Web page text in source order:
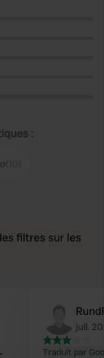
:
filtres sur les
juil.
Traduit par